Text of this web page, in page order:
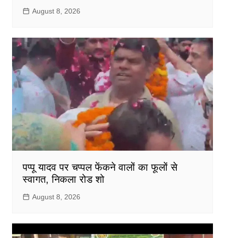
August 8, 2026
पप्पू यादव पर चप्पल फेंकने वालों का फूलों से
स्वागत, निकला रोड शो
August 8, 2026